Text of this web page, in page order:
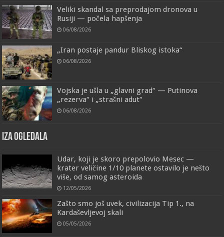
Veliki skandal sa preprodajom dronova u
Rusiji — počela hapšenja
06/08/2026
„Iran postaje pandur Bliskog istoka“
06/08/2026
Vojska je ušla u „glavni grad“ — Putinova
„rezerva“ i „strašni adut“
06/08/2026
IZA OGLEDALA
Udar, koji je skoro prepolovio Mesec —
krater veličine 1/10 planete ostavilo je nešto
više, od samog asteroida
12/05/2026
Zašto smo još uvek, civilizacija Tip 1., na
Kardaševljevoj skali
05/05/2026